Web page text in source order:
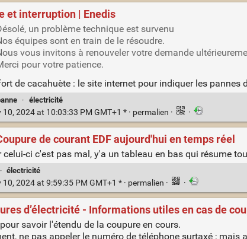
et interruption | Enedis
un problème technique est survenu
équipes sont en train de le résoudre.
vous invitons à renouveler votre demande
pour votre patience.
de cacahuète : le site internet pour indiquer les
· électricité
2024 at 10:03:33 PM GMT+1 * · permalien · ·
de courant EDF aujourd'hui en temps réel
celui-ci c'est pas mal, y'a un tableau en bas qui résume
· électricité
2024 at 9:59:35 PM GMT+1 * · permalien · ·
d’électricité - Informations utiles en cas de
savoir l'étendu de la coupure en cours.
ne pas appeler le numéro de téléphone surtaxé ;